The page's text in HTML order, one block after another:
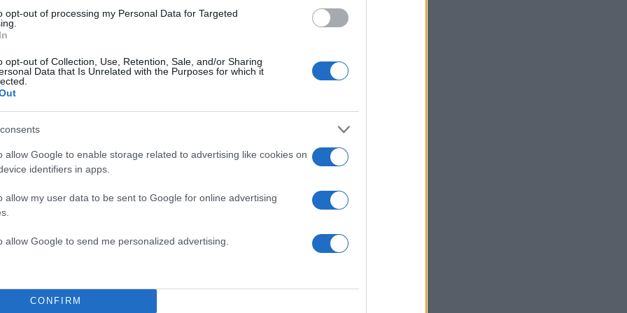
opt-out of processing my Personal Data for Targeted
opt-out of Collection, Use, Retention, Sale, and/or Sharing
Data that Is Unrelated with the Purposes for which it
allow Google to enable storage related to advertising like cookies on
identifiers in apps.
allow my user data to be sent to Google for online advertising
allow Google to send me personalized advertising.
CONFIRM
είπα την γνώμη μου, δεν άρεσε στην ηγεσία
Το κόμμα δείχνει δυσαρμονία… Δεν διαπραγματεύομαι την
δεν την μεταφέρω από κόμμα σε κόμμα.
της Βουλής», είπε κατά τη διάρκεια της ομιλίας του.
ΔΙΑΦΗΜΙΣΗ